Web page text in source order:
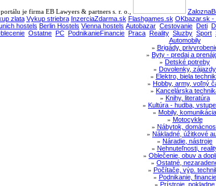
je firma EB Lawyers & partners s. r. o.,
zlata Vykup striebra InzerciaZdarma.sk Flashgames.sk OKbazar.sk -
hostels Berlin Hostels Vienna hostels Autobazar Cestovanie Deti
Ostatne PC PodnikanieFinancie Praca Reality Sluzby Sport
Automobily
» Brigády,
» Byty - predaj a
» Detské potreby
» Dovolenky, zájazdy
» Elektro, biela
» Hobby, army, voľný
» Kancelárska
» Knihy, literatúra
» Kultúra - hudba,
» Mobily, komunikácia
» Motocykle
» Nábytok,
» Nákladné, úžitkové
» Náradie, nástroje
» Nehnuteľnosti,
» Oblečenie, obuv a
» Ostatné,
» Počítače, výp.
» Podnikanie, financie
» Prístroje, pokladne